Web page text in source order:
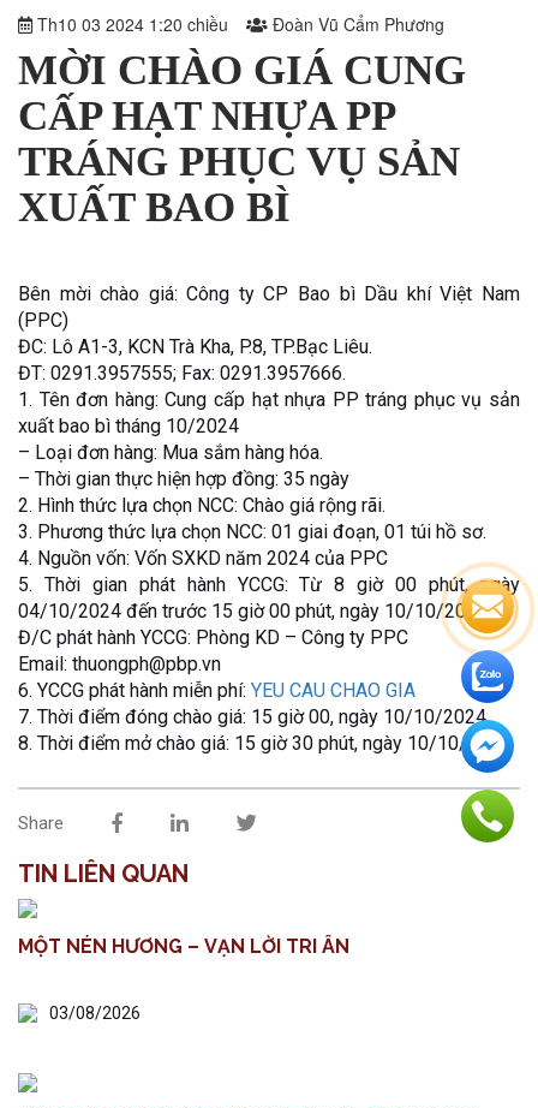
Th10 03 2024 1:20 chiều Đoàn Vũ Cẩm Phương
MỜI CHÀO GIÁ CUNG
CẤP HẠT NHỰA PP
TRÁNG PHỤC VỤ SẢN
XUẤT BAO BÌ
Bên mời chào giá: Công ty CP Bao bì Dầu khí Việt Nam
(PPC)
ĐC: Lô A1-3, KCN Trà Kha, P.8, TP.Bạc Liêu.
ĐT: 0291.3957555; Fax: 0291.3957666.
1. Tên đơn hàng: Cung cấp hạt nhựa PP tráng phục vụ sản
xuất bao bì tháng 10/2024
– Loại đơn hàng: Mua sắm hàng hóa.
– Thời gian thực hiện hợp đồng: 35 ngày
2. Hình thức lựa chọn NCC: Chào giá rộng rãi.
3. Phương thức lựa chọn NCC: 01 giai đoạn, 01 túi hồ sơ.
4. Nguồn vốn: Vốn SXKD năm 2024 của PPC
5. Thời gian phát hành YCCG: Từ 8 giờ 00 phút, ngày
04/10/2024 đến trước 15 giờ 00 phút, ngày 10/10/2024.
Đ/C phát hành YCCG: Phòng KD – Công ty PPC
Email: thuongph@pbp.vn
6. YCCG phát hành miễn phí: YEU CAU CHAO GIA
7. Thời điểm đóng chào giá: 15 giờ 00, ngày 10/10/2024
8. Thời điểm mở chào giá: 15 giờ 30 phút, ngày 10/10/2024
Share
TIN LIÊN QUAN
MỘT NÉN HƯƠNG – VẠN LỜI TRI ÂN
03/08/2026